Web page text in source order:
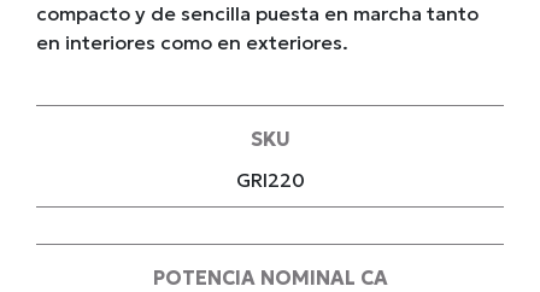
compacto y de sencilla puesta en marcha tanto
en interiores como en exteriores.
SKU
GRI220
POTENCIA NOMINAL CA